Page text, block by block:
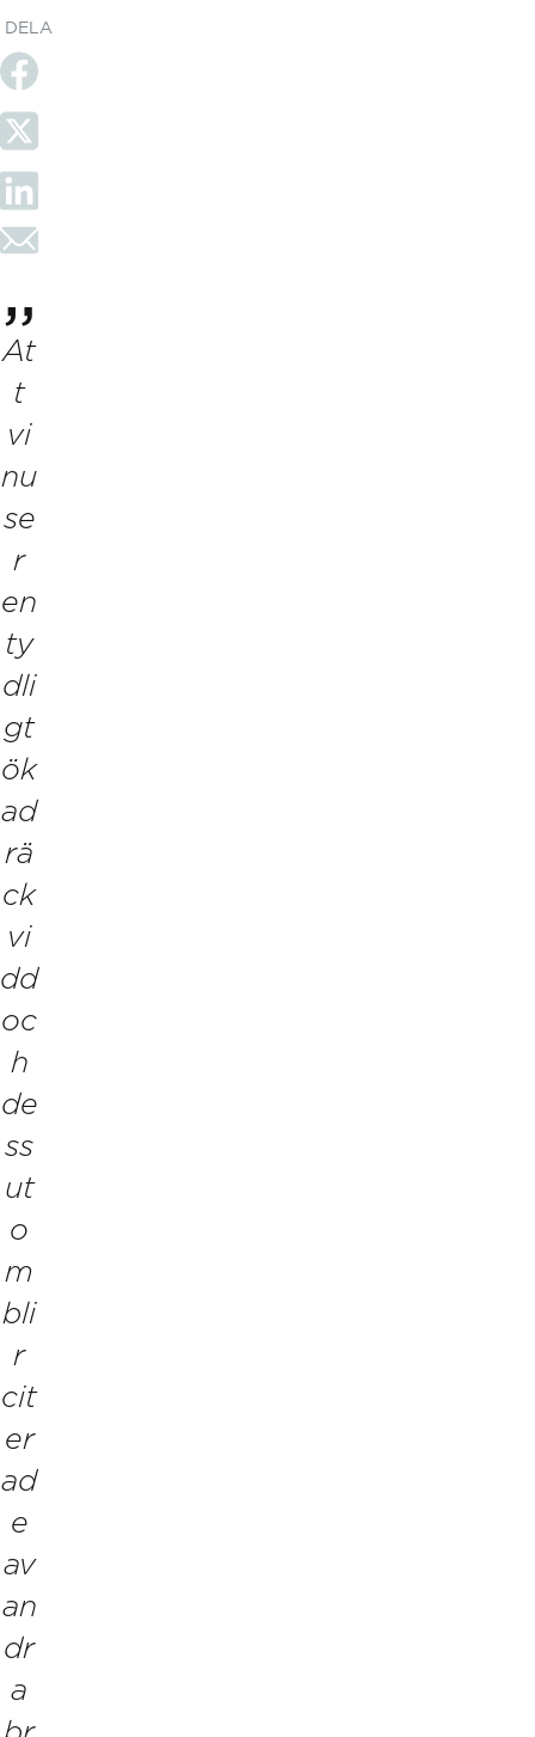
DELA
At
t
vi
nu
se
r
en
ty
dli
gt
ök
ad
rä
ck
vi
dd
oc
h
de
ss
ut
o
m
bli
r
cit
er
ad
e
av
an
dr
a